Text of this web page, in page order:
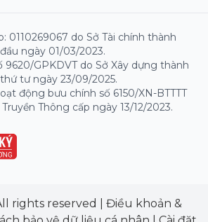
0110269067 do Sở Tài chính thành
ngày 01/03/2023.
9620/GPKDVT do Sở Xây dựng thành
tư ngày 23/09/2025.
động bưu chính số 6150/XN-BTTTT
Thông cấp ngày 13/12/2023.
rights reserved
Điều khoản &